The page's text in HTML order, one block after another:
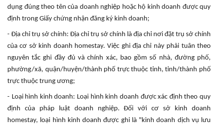
dụng đúng theo tên của doanh nghiệp hoặc hộ kinh doanh được quy
định trong Giấy chứng nhận đăng ký kinh doanh;
- Địa chỉ trụ sở chính: Địa chỉ trụ sở chính là địa chỉ nơi đặt trụ sở chính
của cơ sở kinh doanh homestay. Việc ghi địa chỉ này phải tuân theo
nguyên tắc ghi đầy đủ và chính xác, bao gồm số nhà, đường phố,
phường/xã, quận/huyện/thành phố trực thuộc tỉnh, tỉnh/thành phố
trực thuộc trung ương;
- Loại hình kinh doanh: Loại hình kinh doanh được xác định theo quy
định của pháp luật doanh nghiệp. Đối với cơ sở kinh doanh
homestay, loại hình kinh doanh được ghi là "kinh doanh dịch vụ lưu